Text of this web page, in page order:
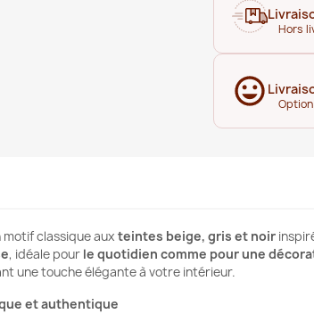
Hors
motif classique aux teintes beige, gris et noir
, idéale pour le quotidien comme pour une
une touche élégante à votre intérieur.
et authentique